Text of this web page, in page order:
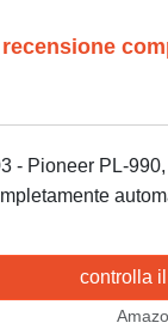
- Pioneer PL-
controlla